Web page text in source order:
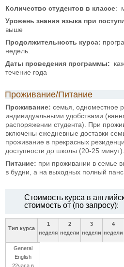
Количество студентов в классе:
Уровень знания языка при
выше
Продолжительность курса:
недель.
Даты проведения программы:
течение
Проживание/Питание
Проживание: семья, одноместное
индивидуальными удобствами
распоряжении студента). При
включены ежедневные доставки
проживание в прекрасных
доступности до школы (20-25 минут).
Питание: при проживании в семье
в будни, а на выходных
Стоимость курса в
стоимость от (по запросу):
Тип курса
1
неделя
2
недели
3
недели
4
недели
General
English
22часа в